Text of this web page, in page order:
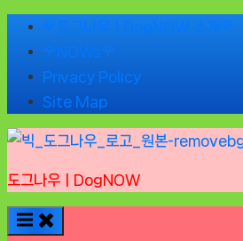
Skip
content
🌹도그나우ㅣDogNOW 소개🌹
🌹NOWs🌹
Privacy Policy
Site Map
도그나우ㅣDogNOW